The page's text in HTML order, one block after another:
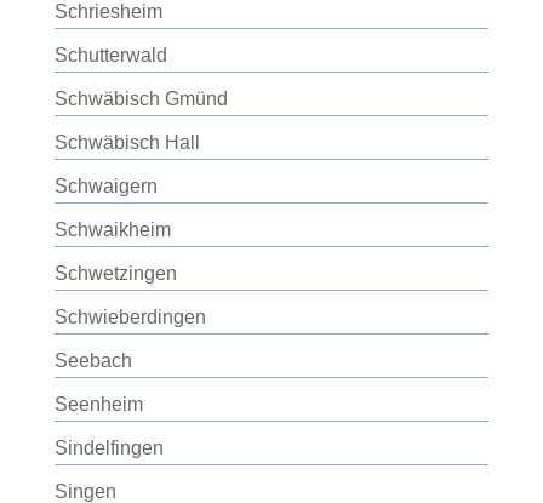
Schriesheim
Schutterwald
Schwäbisch Gmünd
Schwäbisch Hall
Schwaigern
Schwaikheim
Schwetzingen
Schwieberdingen
Seebach
Seenheim
Sindelfingen
Singen